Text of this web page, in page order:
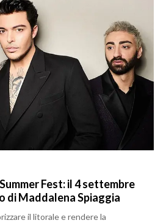
Fest: il 4 settembre
di Maddalena Spiaggia
il litorale e rendere la